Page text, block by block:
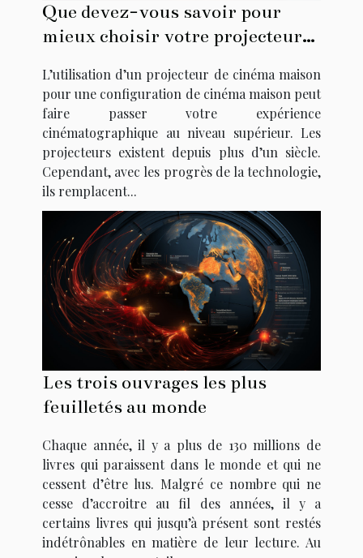
Que devez-vous savoir pour
mieux choisir votre projecteur
L’utilisation d’un projecteur de cinéma maison
pour une configuration de cinéma maison peut
faire passer votre expérience
cinématographique au niveau supérieur. Les
projecteurs existent depuis plus d’un siècle.
Cependant, avec les progrès de la technologie,
ils remplacent...
Les trois ouvrages les plus
feuilletés au monde
Chaque année, il y a plus de 130 millions de
livres qui paraissent dans le monde et qui ne
cessent d’être lus. Malgré ce nombre qui ne
cesse d’accroitre au fil des années, il y a
certains livres qui jusqu’à présent sont restés
indétrônables en matière de leur lecture. Au